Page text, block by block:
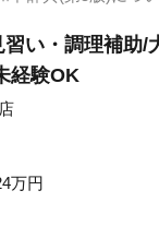
い・調理補助/
経験OK
万円